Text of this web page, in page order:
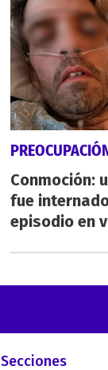
Conmoción:
fue
episodio en
Secciones